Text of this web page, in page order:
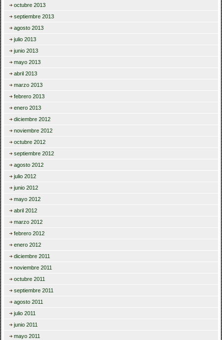
octubre 2013
septiembre 2013
agosto 2013
julio 2013
junio 2013
mayo 2013
abril 2013
marzo 2013
febrero 2013
enero 2013
diciembre 2012
noviembre 2012
octubre 2012
septiembre 2012
agosto 2012
julio 2012
junio 2012
mayo 2012
abril 2012
marzo 2012
febrero 2012
enero 2012
diciembre 2011
noviembre 2011
octubre 2011
septiembre 2011
agosto 2011
julio 2011
junio 2011
mayo 2011